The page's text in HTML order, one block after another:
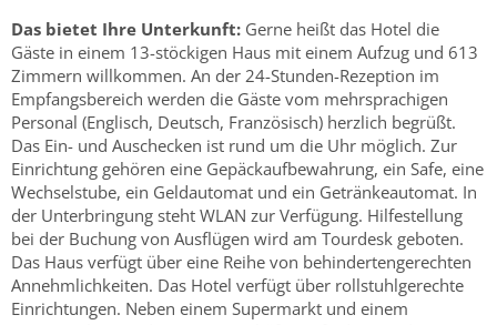
Das bietet Ihre Unterkunft: Gerne heißt das Hotel die
Gäste in einem 13-stöckigen Haus mit einem Aufzug und 613
Zimmern willkommen. An der 24-Stunden-Rezeption im
Empfangsbereich werden die Gäste vom mehrsprachigen
Personal (Englisch, Deutsch, Französisch) herzlich begrüßt.
Das Ein- und Auschecken ist rund um die Uhr möglich. Zur
Einrichtung gehören eine Gepäckaufbewahrung, ein Safe, eine
Wechselstube, ein Geldautomat und ein Getränkeautomat. In
der Unterbringung steht WLAN zur Verfügung. Hilfestellung
bei der Buchung von Ausflügen wird am Tourdesk geboten.
Das Haus verfügt über eine Reihe von behindertengerechten
Annehmlichkeiten. Das Hotel verfügt über rollstuhlgerechte
Einrichtungen. Neben einem Supermarkt und einem